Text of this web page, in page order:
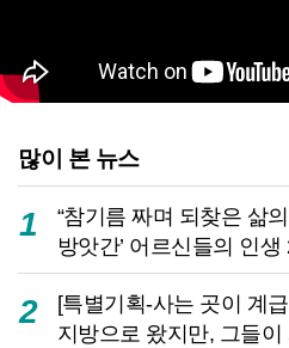
많이 본 뉴스
1
“참기름 짜며 되찾은 삶
방앗간’ 어르신들의 인생
2
[특별기획-사는 곳이 계
지방으로 왔지만, 그들